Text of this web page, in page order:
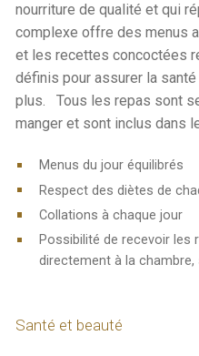
nourriture de qualité et qui
complexe offre des menus
et les recettes concoctées
définis pour assurer la
plus. Tous les repas sont
manger et sont inclus dans
Menus du jour équilibrés
Respect des diètes de
Collations à chaque jour
Possibilité de recevoir les
directement à la chambre,
Santé et beauté